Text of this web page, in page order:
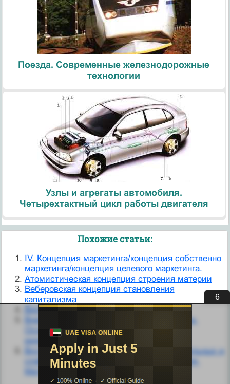
Поезда. Современные железнодорожные
технологии
Узлы и агрегаты автомобиля.
Четырехтактный цикл работы двигателя
Похожие статьи:
IV. Концепция маркетинга/концепция собственно
маркетинга/концепция целевого маркетинга.
Атомистическая концепция строения материи
Веберовская концепция становления
капитализма
Вирусно-генетическая концепция
Внешняя микро- и макросреда маркетинга.
Основные факторы внешней макро- и
микросреды маркетинга
Внутренняя среда маркетинга. Оценка сильных и
слабых сторон деятельности предприятия.
Матрица SWOT.
6